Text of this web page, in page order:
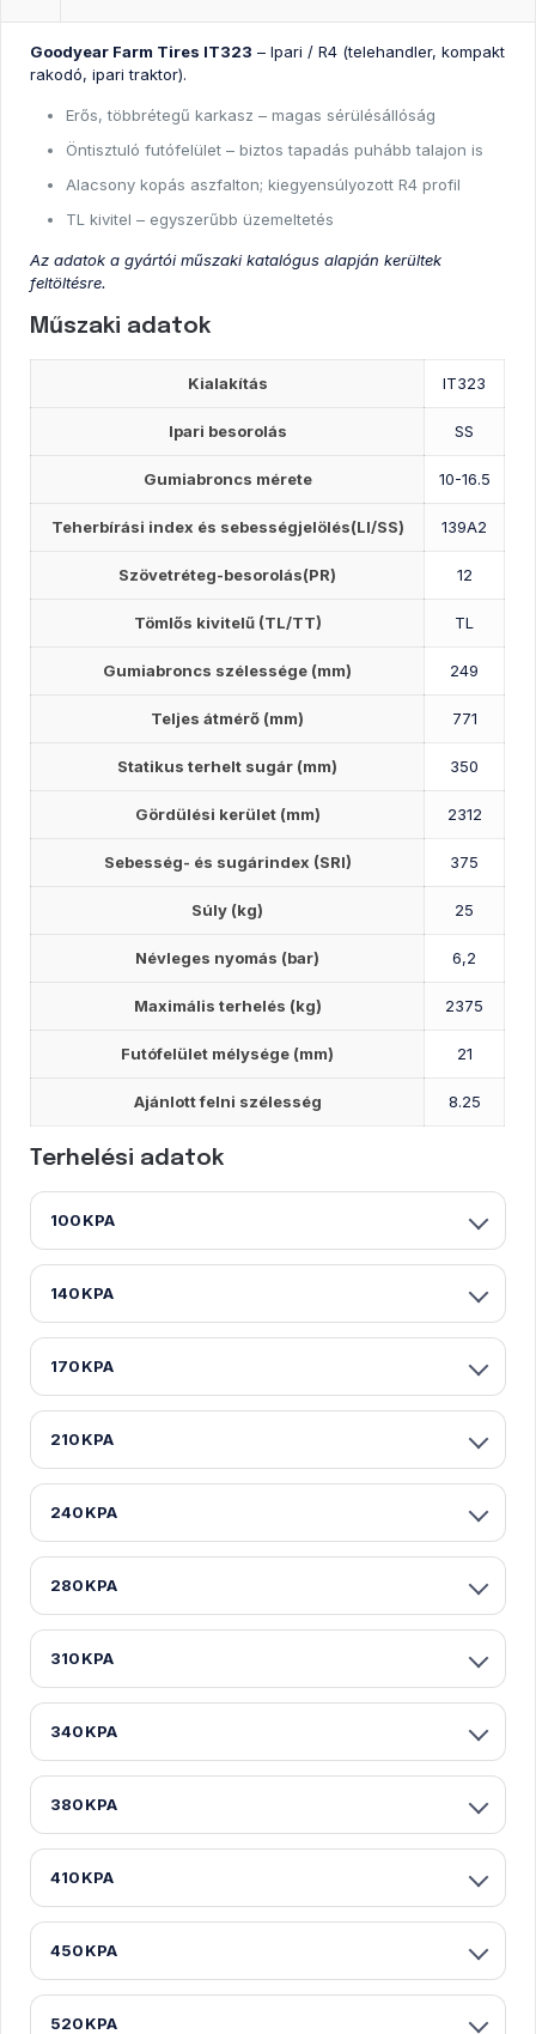
Goodyear Farm Tires IT323 – Ipari / R4 (telehandler, kompakt
rakodó, ipari traktor).
Erős, többrétegű karkasz – magas sérülésállóság
Öntisztuló futófelület – biztos tapadás puhább talajon is
Alacsony kopás aszfalton; kiegyensúlyozott R4 profil
TL kivitel – egyszerűbb üzemeltetés
Az adatok a gyártói műszaki katalógus alapján kerültek
feltöltésre.
Műszaki adatok
Kialakítás IT323
Ipari besorolás SS
Gumiabroncs mérete 10-16.5
Teherbírási index és sebességjelölés(LI/SS) 139A2
Szövetréteg-besorolás(PR) 12
Tömlős kivitelű (TL/TT) TL
Gumiabroncs szélessége (mm) 249
Teljes átmérő (mm) 771
Statikus terhelt sugár (mm) 350
Gördülési kerület (mm) 2312
Sebesség- és sugárindex (SRI) 375
Súly (kg) 25
Névleges nyomás (bar) 6,2
Maximális terhelés (kg) 2375
Futófelület mélysége (mm) 21
Ajánlott felni szélesség 8.25
Terhelési adatok
100KPA
140KPA
170KPA
210KPA
240KPA
280KPA
310KPA
340KPA
380KPA
410KPA
450KPA
520KPA